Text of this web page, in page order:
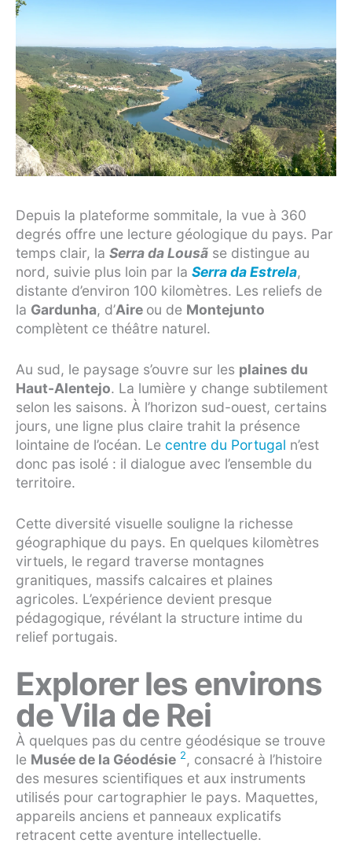
Depuis la plateforme sommitale, la vue à 360
degrés offre une lecture géologique du pays. Par
temps clair, la Serra da Lousã se distingue au
nord, suivie plus loin par la Serra da Estrela,
distante d’environ 100 kilomètres. Les reliefs de
la Gardunha, d’Aire ou de Montejunto
complètent ce théâtre naturel.
Au sud, le paysage s’ouvre sur les plaines du
Haut-Alentejo. La lumière y change subtilement
selon les saisons. À l’horizon sud-ouest, certains
jours, une ligne plus claire trahit la présence
lointaine de l’océan. Le centre du Portugal n’est
donc pas isolé : il dialogue avec l’ensemble du
territoire.
Cette diversité visuelle souligne la richesse
géographique du pays. En quelques kilomètres
virtuels, le regard traverse montagnes
granitiques, massifs calcaires et plaines
agricoles. L’expérience devient presque
pédagogique, révélant la structure intime du
relief portugais.
Explorer les environs
de Vila de Rei
À quelques pas du centre géodésique se trouve
le Musée de la Géodésie 2, consacré à l’histoire
des mesures scientifiques et aux instruments
utilisés pour cartographier le pays. Maquettes,
appareils anciens et panneaux explicatifs
retracent cette aventure intellectuelle.